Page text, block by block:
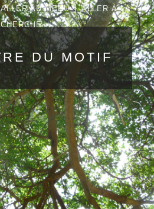
ALLER AU MENU | ALLER À LA
DU MOTIF